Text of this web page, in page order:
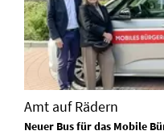
Amt auf Rädern
Neuer Bus für das Mobile